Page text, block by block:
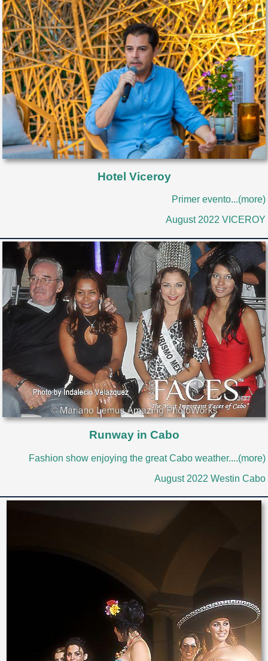
Hotel Viceroy
Primer evento...(more)
August 2022 VICEROY
Runway in Cabo
Fashion show enjoying the great Cabo weather....(more)
August 2022 Westin Cabo